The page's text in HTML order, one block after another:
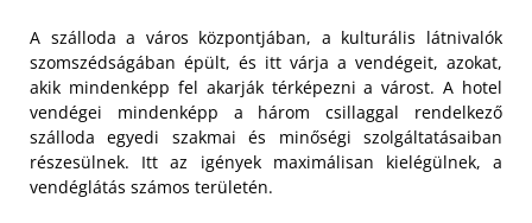
A szálloda a város központjában, a kulturális látnivalók
szomszédságában épült, és itt várja a vendégeit, azokat,
akik mindenképp fel akarják térképezni a várost. A hotel
vendégei mindenképp a három csillaggal rendelkező
szálloda egyedi szakmai és minőségi szolgáltatásaiban
részesülnek. Itt az igények maximálisan kielégülnek, a
vendéglátás számos területén.